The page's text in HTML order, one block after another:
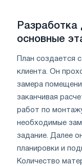
Разработка
основные
План создается
клиента. Он
замера
заканчивая
работ по
необходимые
задание. Далее
планировки и
Количество